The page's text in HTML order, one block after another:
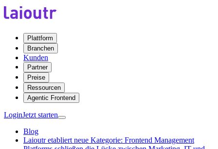
Plattform
Branchen
Kunden
Partner
Preise
Ressourcen
Agentic Frontend
LoginJetzt starten
Blog
Laioutr etabliert neue Kategorie: Frontend Management